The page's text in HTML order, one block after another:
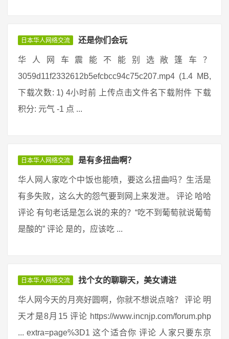
日本华人网络交流 还是你们会玩
华人网车震能不能别选敞篷车？
3059d11f2332612b5efcbcc94c75c207.mp4 (1.4 MB,
下载次数: 1) 4小时前 上传点击文件名下载附件 下载
积分: 元气 -1 点 ...
日本华人网络交流 是有多扭曲啊？
华人网人家吃个中饭也能喷，要这么扭曲吗？生活是
有多失败，这么大的怨气要到网上来发泄。 评论 哈哈
评论 有句老话是怎么说的来的？“吃不到葡萄就说葡萄
是酸的” 评论 是的，应该吃 ...
日本华人网络交流 找个女的聊聊天，美女请进
华人网今天的月亮好圆啊，你就不想说点啥？ 评论 明
天才是8月15 评论 https://www.incnjp.com/forum.php
... extra=page%3D1 这个适合你 评论 人家只要东京